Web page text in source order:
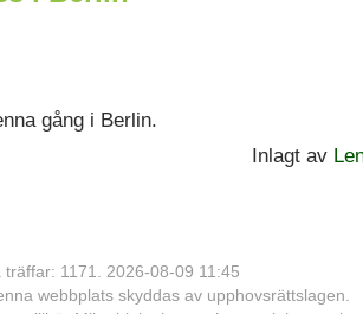
gång i Berlin.
Inlagt av
träffar: 1171. 2026-08-09 11:45
webbplats skyddas av upphovsrättslagen.